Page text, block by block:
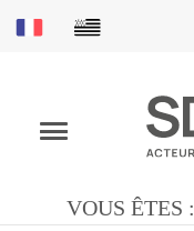
VOUS ÊTES :